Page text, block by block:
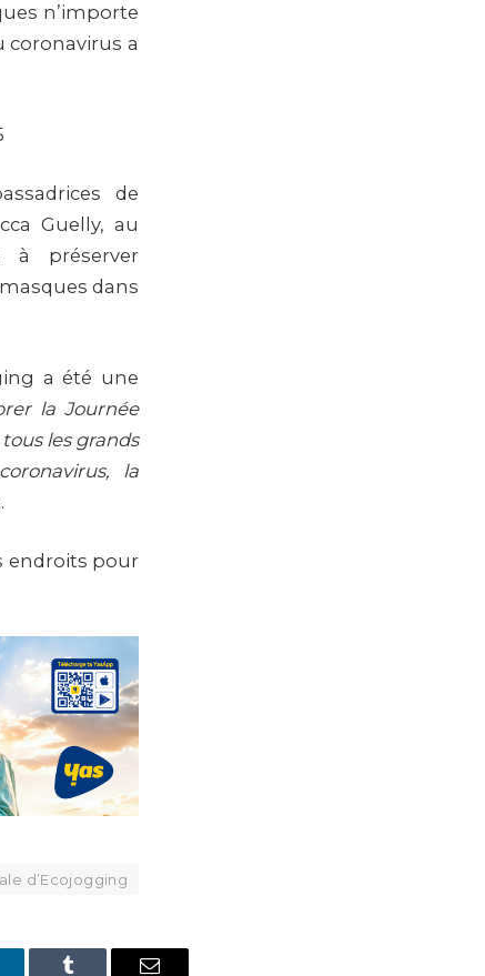
n’importe
coronavirus a
de
Guelly, au
préserver
dans
a été une
la Journée
les grands
la
endroits pour
d’Ecojogging